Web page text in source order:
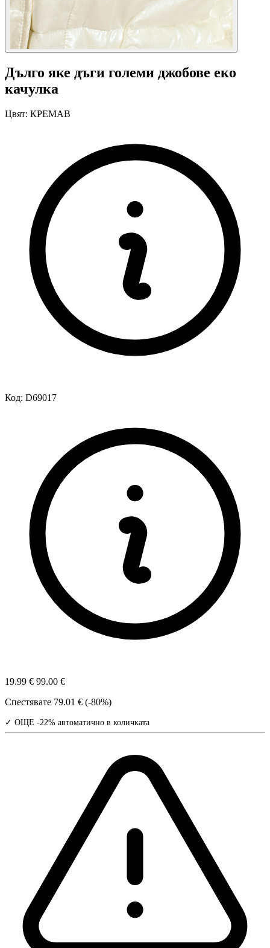
Дълго яке дъги големи джобове еко
качулка
Цвят: КРЕМАВ
Код: D69017
19.99 € 99.00 €
Спестявате 79.01 € (-80%)
✓ ОЩЕ -22% автоматично в количката